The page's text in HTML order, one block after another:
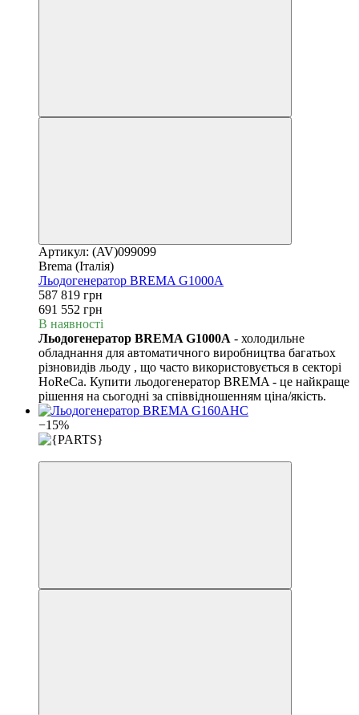
Артикул: (AV)099099
Brema (Італія)
Льодогенератор BREMA G1000A
587 819 грн
691 552 грн
В наявності
Льодогенератор BREMA G1000A - холодильне
обладнання для автоматичного виробництва багатьох
різновидів льоду , що часто використовується в секторі
HoReCa. Купити льодогенератор BREMA - це найкраще
рішення на сьогодні за співвідношенням ціна/якість.
−15%